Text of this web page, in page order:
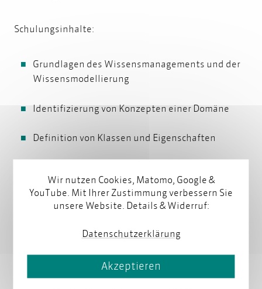
Schulungsinhalte:
Grundlagen des Wissensmanagements und der
Wissensmodellierung
Identifizierung von Konzepten einer Domäne
Definition von Klassen und Eigenschaften
Abfragen semantischer Netze
Wir nutzen Cookies, Matomo, Google &
YouTube. Mit Ihrer Zustimmung verbessern Sie
unsere Website. Details & Widerruf:
Datenschutzerklärung
Akzeptieren